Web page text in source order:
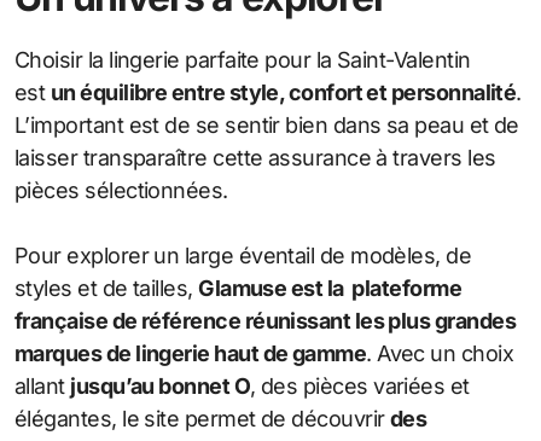
Choisir la lingerie parfaite pour la Saint-Valentin
est un équilibre entre style, confort et personnalité.
L’important est de se sentir bien dans sa peau et de
laisser transparaître cette assurance à travers les
pièces sélectionnées.
Pour explorer un large éventail de modèles, de
styles et de tailles,Glamuse est la plateforme
française de référence réunissant les plus grandes
marques de lingerie haut de gamme. Avec un choix
allant jusqu’au bonnet O, des pièces variées et
élégantes, le site permet de découvrirdes